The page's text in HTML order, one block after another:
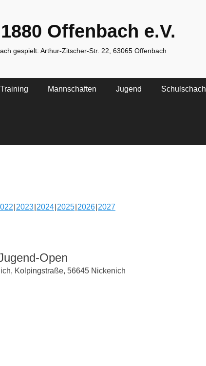
Offenbach e.V.
gespielt: Arthur-Zitscher-Str. 22, 63065 Offenbach
Training Mannschaften Jugend Schulschach
2023 2024 2025 2026 2027
Open
Kolpingstraße, 56645 Nickenich